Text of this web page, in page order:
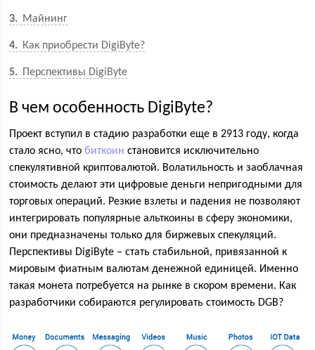
3 Майнинг
4 Как приобрести DigiByte?
5 Перспективы DigiByte
В чем особенность DigiByte?
Проект вступил в стадию разработки еще в 2913 году, когда
стало ясно, чтобиткоин становится исключительно
спекулятивной криптовалютой. Волатильность и заоблачная
стоимость делают эти цифровые деньги непригодными для
торговых операций. Резкие взлеты и падения не позволяют
интегрировать популярные альткоины в сферу экономики,
они предназначены только для биржевых спекуляций.
Перспективы DigiByte – стать стабильной, привязанной к
мировым фиатным валютам денежной единицей. Именно
такая монета потребуется на рынке в скором времени. Как
разработчики собираются регулировать стоимость DGB?